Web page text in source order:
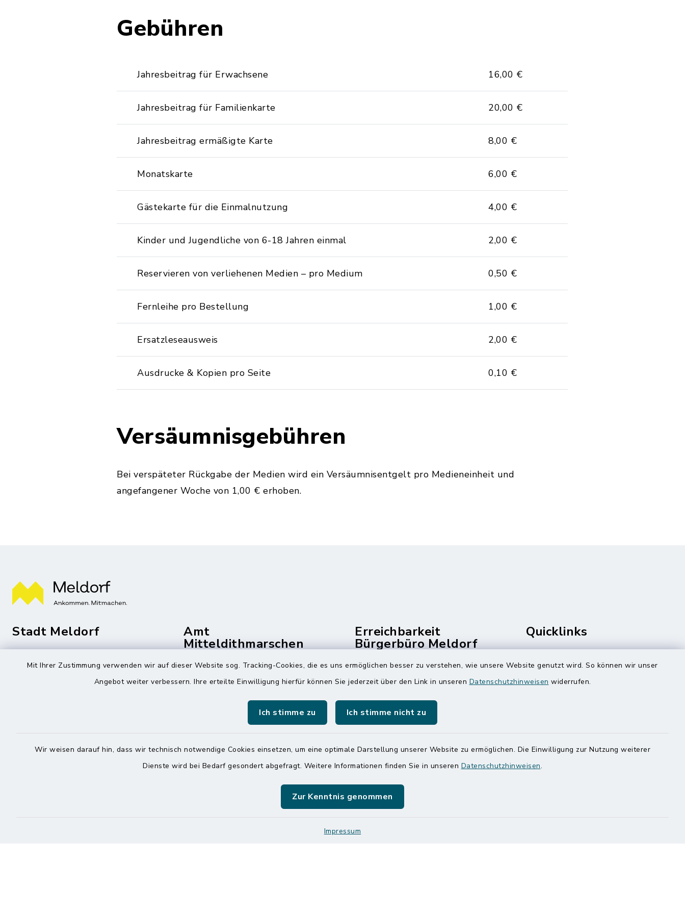
Mit Ihrer Zustimmung verwenden wir auf dieser Website sog. Tracking-Cookies, die es uns ermöglichen besser zu verstehen, wie unsere Website genutzt wird. So können wir unser
Angebot weiter verbessern. Ihre erteilte Einwilligung hierfür können Sie jederzeit über den Link in unseren Datenschutzhinweisen widerrufen.
Ich stimme zu Ich stimme nicht zu
Wir weisen darauf hin, dass wir technisch notwendige Cookies einsetzen, um eine optimale Darstellung unserer Website zu ermöglichen. Die Einwilligung zur Nutzung weiterer
Dienste wird bei Bedarf gesondert abgefragt. Weitere Informationen finden Sie in unseren Datenschutzhinweisen.
Zur Kenntnis genommen
Impressum
Gebühren
Jahresbeitrag für Erwachsene 16,00 €
Jahresbeitrag für Familienkarte 20,00 €
Jahresbeitrag ermäßigte Karte 8,00 €
Monatskarte 6,00 €
Gästekarte für die Einmalnutzung 4,00 €
Kinder und Jugendliche von 6-18 Jahren einmal 2,00 €
Reservieren von verliehenen Medien – pro Medium 0,50 €
Fernleihe pro Bestellung 1,00 €
Ersatzleseausweis 2,00 €
Ausdrucke & Kopien pro Seite 0,10 €
Versäumnisgebühren
Bei verspäteter Rückgabe der Medien wird ein Versäumnisentgelt pro Medieneinheit und
angefangener Woche von 1,00 € erhoben.
Stadt Meldorf Amt
Mitteldithmarschen
Roggenstraße 14
25704 Meldorf
04832 6065-0
04832 6065-215
Erreichbarkeit
Bürgerbüro Meldorf
Montag und Freitag
Dienstag und Donnerstag
8:00 Uhr - 12:00 Uhr
14:00 Uhr - 18:00 Uhr
Online-TerminvereinbarungHaben
Sie ein dringendes Anliegen,
finden aber online keinen
zeitnahen Termin? Rufen Sie uns
gerne unter der Telefonnummer
04832 6065 0 an!
Quicklinks
Speicherkoog Meldorfer Koog